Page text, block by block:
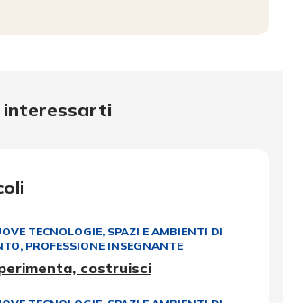
interessarti
TECNOLOGIE, SPAZI E AMBIENTI DI
, PROFESSIONE INSEGNANTE
costruisci